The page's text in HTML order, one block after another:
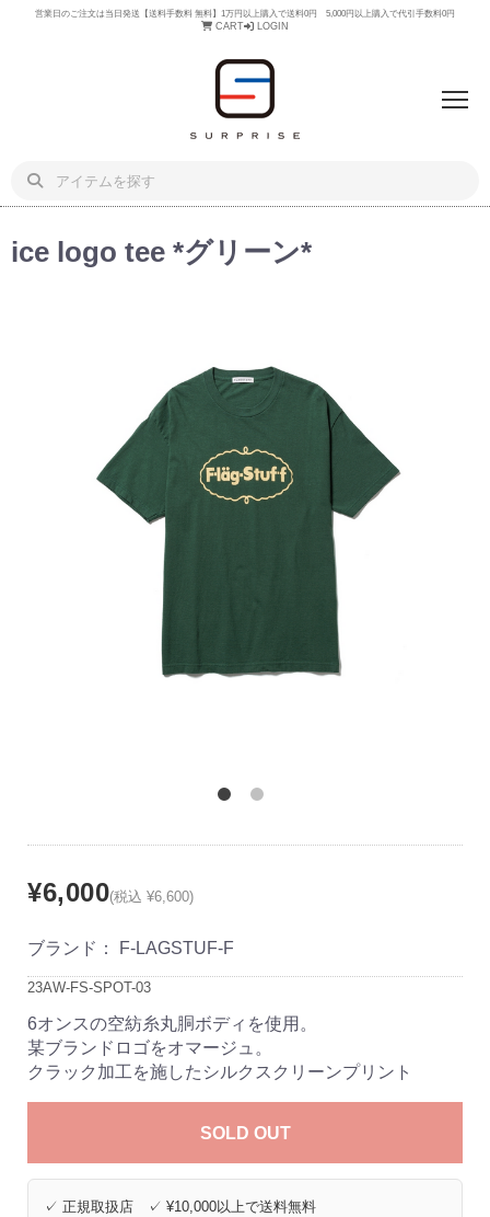
営業日のご注文は当日発送【送料手数料 無料】1万円以上購入で送料0円 5,000円以上購入で代引手数料0円
CART LOGIN
ice logo tee *グリーン*
¥6,000(税込 ¥6,600)
ブランド： F-LAGSTUF-F
23AW-FS-SPOT-03
6オンスの空紡糸丸胴ボディを使用。
某ブランドロゴをオマージュ。
クラック加工を施したシルクスクリーンプリント
SOLD OUT
✓ 正規取扱店 ✓ ¥10,000以上で送料無料